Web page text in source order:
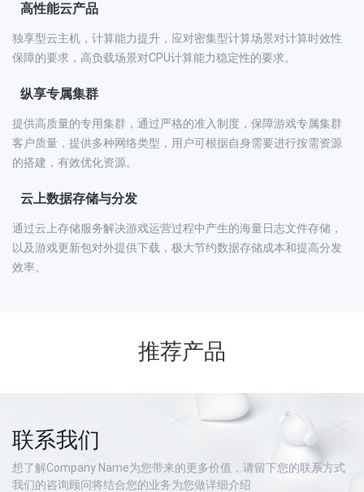
高性能云产品
独享型云主机，计算能力提升，应对密集型计算场景对计算时效性
保障的要求，高负载场景对CPU计算能力稳定性的要求。
纵享专属集群
提供高质量的专用集群，通过严格的准入制度，保障游戏专属集群
客户质量，提供多种网络类型，用户可根据自身需要进行按需资源
的搭建，有效优化资源。
云上数据存储与分发
通过云上存储服务解决游戏运营过程中产生的海量日志文件存储，
以及游戏更新包对外提供下载，极大节约数据存储成本和提高分发
效率。
推荐产品
联系我们
想了解Company Name为您带来的更多价值，请留下您的联系方式
我们的咨询顾问将结合您的业务为您做详细介绍